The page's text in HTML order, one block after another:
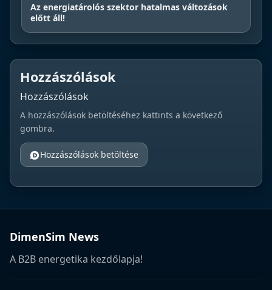
Az energiatárolós szektor hatalmas változások
előtt áll!
Hozzászólások
Hozzászólások
A hozzászólások betöltéséhez kattints a következő
gombra.
Hozzászólások betöltése
DimenSim News
A B2B energetika kezdőlapja!